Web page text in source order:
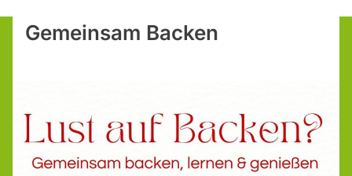
Gemeinsam Backen